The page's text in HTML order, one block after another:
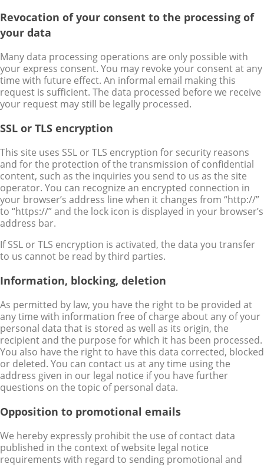
Revocation of your consent to the processing of
your data
Many data processing operations are only possible with
your express consent. You may revoke your consent at any
time with future effect. An informal email making this
request is sufficient. The data processed before we receive
your request may still be legally processed.
SSL or TLS encryption
This site uses SSL or TLS encryption for security reasons
and for the protection of the transmission of confidential
content, such as the inquiries you send to us as the site
operator. You can recognize an encrypted connection in
your browser’s address line when it changes from “http://”
to “https://” and the lock icon is displayed in your browser’s
address bar.
If SSL or TLS encryption is activated, the data you transfer
to us cannot be read by third parties.
Information, blocking, deletion
As permitted by law, you have the right to be provided at
any time with information free of charge about any of your
personal data that is stored as well as its origin, the
recipient and the purpose for which it has been processed.
You also have the right to have this data corrected, blocked
or deleted. You can contact us at any time using the
address given in our legal notice if you have further
questions on the topic of personal data.
Opposition to promotional emails
We hereby expressly prohibit the use of contact data
published in the context of website legal notice
requirements with regard to sending promotional and